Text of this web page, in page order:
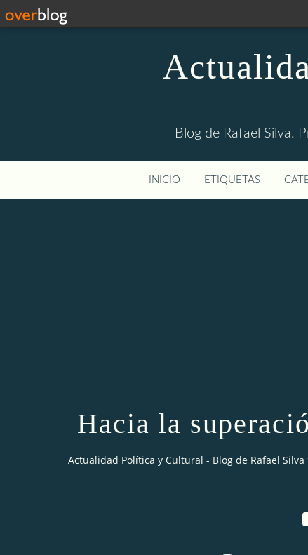
Blog de Rafael Silva.
INICIO ETIQUETAS
Hacia la
Actualidad Política y Cultural - Blog de Rafael Silva